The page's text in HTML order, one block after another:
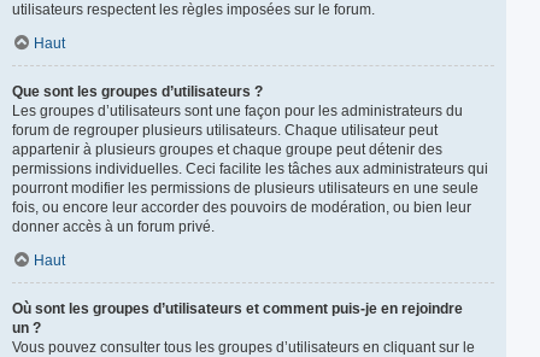
utilisateurs respectent les règles imposées sur le forum.
Haut
Que sont les groupes d’utilisateurs ?
Les groupes d’utilisateurs sont une façon pour les administrateurs du
forum de regrouper plusieurs utilisateurs. Chaque utilisateur peut
appartenir à plusieurs groupes et chaque groupe peut détenir des
permissions individuelles. Ceci facilite les tâches aux administrateurs qui
pourront modifier les permissions de plusieurs utilisateurs en une seule
fois, ou encore leur accorder des pouvoirs de modération, ou bien leur
donner accès à un forum privé.
Haut
Où sont les groupes d’utilisateurs et comment puis-je en rejoindre
un ?
Vous pouvez consulter tous les groupes d’utilisateurs en cliquant sur le